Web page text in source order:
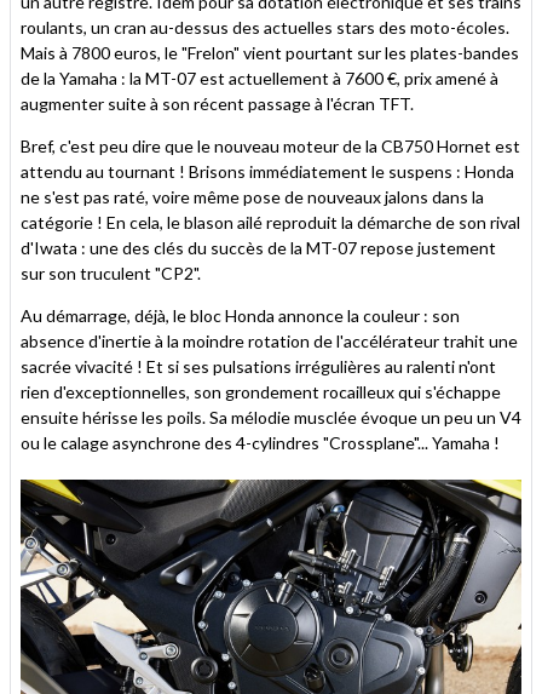
roulants, un cran au-dessus des actuelles stars des moto-écoles.
Mais à 7800 euros, le "Frelon" vient pourtant sur les plates-bandes
de la Yamaha : la MT-07 est actuellement à 7600 €, prix amené à
augmenter suite à son récent passage à l'écran TFT.
Bref, c'est peu dire que le nouveau moteur de la CB750 Hornet est
attendu au tournant ! Brisons immédiatement le suspens : Honda
ne s'est pas raté, voire même pose de nouveaux jalons dans la
catégorie ! En cela, le blason ailé reproduit la démarche de son rival
d'Iwata : une des clés du succès de la MT-07 repose justement
sur son truculent "CP2".
Au démarrage, déjà, le bloc Honda annonce la couleur : son
absence d'inertie à la moindre rotation de l'accélérateur trahit une
sacrée vivacité ! Et si ses pulsations irrégulières au ralenti n'ont
rien d'exceptionnelles, son grondement rocailleux qui s'échappe
ensuite hérisse les poils. Sa mélodie musclée évoque un peu un V4
ou le calage asynchrone des 4-cylindres "Crossplane"... Yamaha !